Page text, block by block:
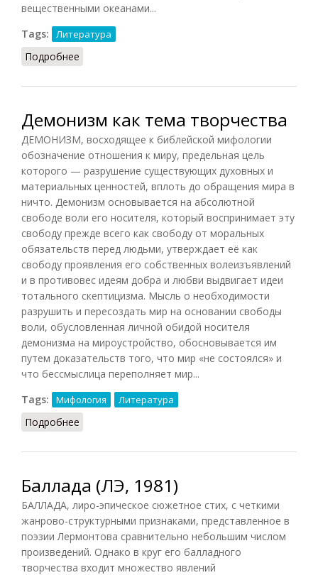
вещественными океанами...
Tags:
Литература
Подробнее
Демонизм как тема творчества
ДЕМОНИЗМ, восходящее к библейской мифологии
обозначение отношения к миру, предельная цель
которого — разрушение существующих духовных и
материальных ценностей, вплоть до обращения мира в
ничто. Демонизм основывается на абсолютной
свободе воли его носителя, который воспринимает эту
свободу прежде всего как свободу от моральных
обязательств перед людьми, утверждает её как
свободу проявления его собственных волеизъявлений
и в противовес идеям добра и любви выдвигает идеи
тотального скептицизма. Мысль о необходимости
разрушить и пересоздать мир на основании свободы
воли, обусловленная личной обидой носителя
демонизма на мироустройство, обосновывается им
путем доказательств того, что мир «не состоялся» и
что бессмыслица переполняет мир...
Tags:
Мифология Литература
Подробнее
Баллада (ЛЭ, 1981)
БАЛЛАДА, лиро-эпическое сюжетное стих, с четкими
жанрово-структурными признаками, представленное в
поэзии Лермонтова сравнительно небольшим числом
произведений. Однако в круг его балладного
творчества входит множество явлений